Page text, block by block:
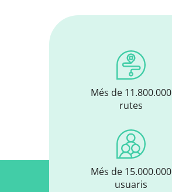
Més de 11.800.000
rutes
Més de 15.000.000
usuaris